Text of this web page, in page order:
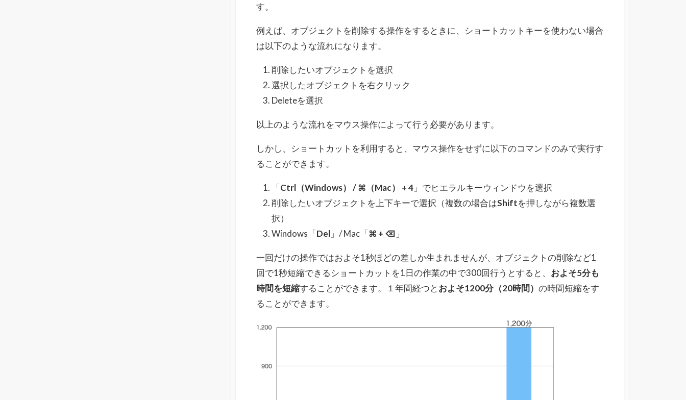
す。
例えば、オブジェクトを削除する操作をするときに、ショートカットキーを使わない場合
は以下のような流れになります。
削除したいオブジェクトを選択
選択したオブジェクトを右クリック
Deleteを選択
以上のような流れをマウス操作によって行う必要があります。
しかし、ショートカットを利用すると、マウス操作をせずに以下のコマンドのみで実行す
ることができます。
「Ctrl（Windows） / ⌘ （Mac） + 4 」でヒエラルキーウィンドウを選択
削除したいオブジェクトを上下キーで選択（複数の場合はShiftを押しながら複数選
択）
Windows「Del 」/ Mac「⌘ + ⌫ 」
一回だけの操作ではおよそ1秒ほどの差しか生まれませんが、オブジェクトの削除など1
回で1秒短縮できるショートカットを1日の作業の中で300回行うとすると、 およそ5分も
時間を短縮することができます。１年間経つとおよそ1200分（20時間） の時間短縮をす
ることができます。